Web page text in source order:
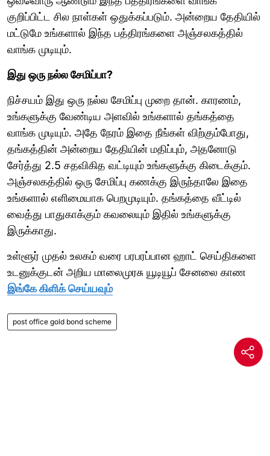
குறிப்பிட்ட சில நாள்கள் ஒதுக்கப்படும். அன்றைய தேதியில்
மட்டுமே உங்களால் இந்த பத்திரங்களை அஞ்சலகத்தில்
வாங்க முடியும்.
இது ஒரு நல்ல சேமிப்பா?
நிச்சயம் இது ஒரு நல்ல சேமிப்பு முறை தான். காரணம்,
உங்களுக்கு வேண்டிய அளவில் உங்களால் தங்கத்தை
வாங்க முடியும். அதே நேரம் இதை நீங்கள் விற்கும்போது,
தங்கத்தின் அன்றைய தேதியின் மதிப்பும், அதனோடு
சேர்த்து 2.5 சதவிகித வட்டியும் உங்களுக்கு கிடைக்கும்.
அஞ்சலகத்தில் ஒரு சேமிப்பு கணக்கு இருந்தாலே இதை
உங்களால் எளிமையாக பெறமுடியும். தங்கத்தை வீட்டில்
வைத்து பாதுகாக்கும் கவலையும் இதில் உங்களுக்கு
இருக்காது.
உள்ளூர் முதல் உலகம் வரை பரபரப்பான ஹாட் செய்திகளை
உடனுக்குடன் அறிய மாலைமுரசு யூடியூப் சேனலை காண
இங்கே கிளிக் செய்யவும்
post office gold bond scheme